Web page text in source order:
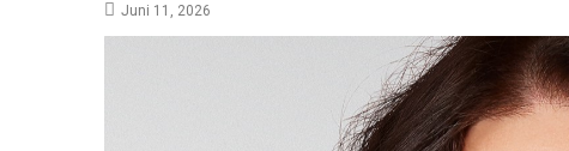
Juni 11, 2026